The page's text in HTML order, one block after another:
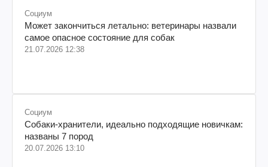
Социум
Может закончиться летально: ветеринары назвали
самое опасное состояние для собак
21.07.2026 12:38
Социум
Собаки-хранители, идеально подходящие новичкам:
названы 7 пород
20.07.2026 13:10